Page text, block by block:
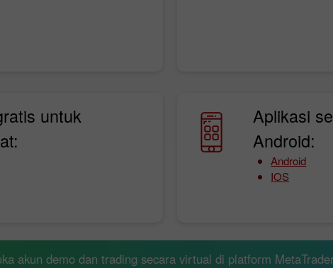
untuk
Aplikasi
Android:
Android
IOS
akun demo dan trading secara virtual di platform